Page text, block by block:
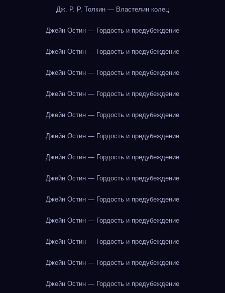
Дж. Р. Р. Толкин — Властелин колец
Джейн Остин — Гордость и предубеждение
Джейн Остин — Гордость и предубеждение
Джейн Остин — Гордость и предубеждение
Джейн Остин — Гордость и предубеждение
Джейн Остин — Гордость и предубеждение
Джейн Остин — Гордость и предубеждение
Джейн Остин — Гордость и предубеждение
Джейн Остин — Гордость и предубеждение
Джейн Остин — Гордость и предубеждение
Джейн Остин — Гордость и предубеждение
Джейн Остин — Гордость и предубеждение
Джейн Остин — Гордость и предубеждение
Джейн Остин — Гордость и предубеждение